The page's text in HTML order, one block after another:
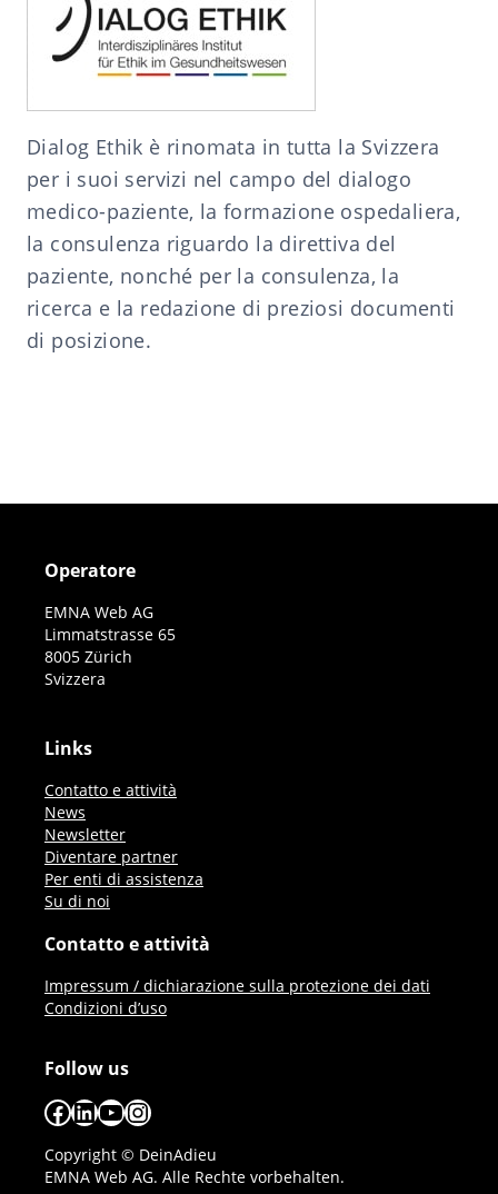
Dialog Ethik è rinomata in tutta la Svizzera
per i suoi servizi nel campo del dialogo
medico-paziente, la formazione ospedaliera,
la consulenza riguardo la direttiva del
paziente, nonché per la consulenza, la
ricerca e la redazione di preziosi documenti
di posizione.
Operatore
EMNA Web AG
Limmatstrasse 65
8005 Zürich
Svizzera
Links
Contatto e attività
News
Newsletter
Diventare partner
Per enti di assistenza
Su di noi
Contatto e attività
Impressum / dichiarazione sulla protezione dei dati
Condizioni d’uso
Follow us
Facebook
LinkedIn
YouTube
Instagram
Copyright © DeinAdieu
EMNA Web AG. Alle Rechte vorbehalten.